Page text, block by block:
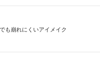
も崩れにくいアイメイク